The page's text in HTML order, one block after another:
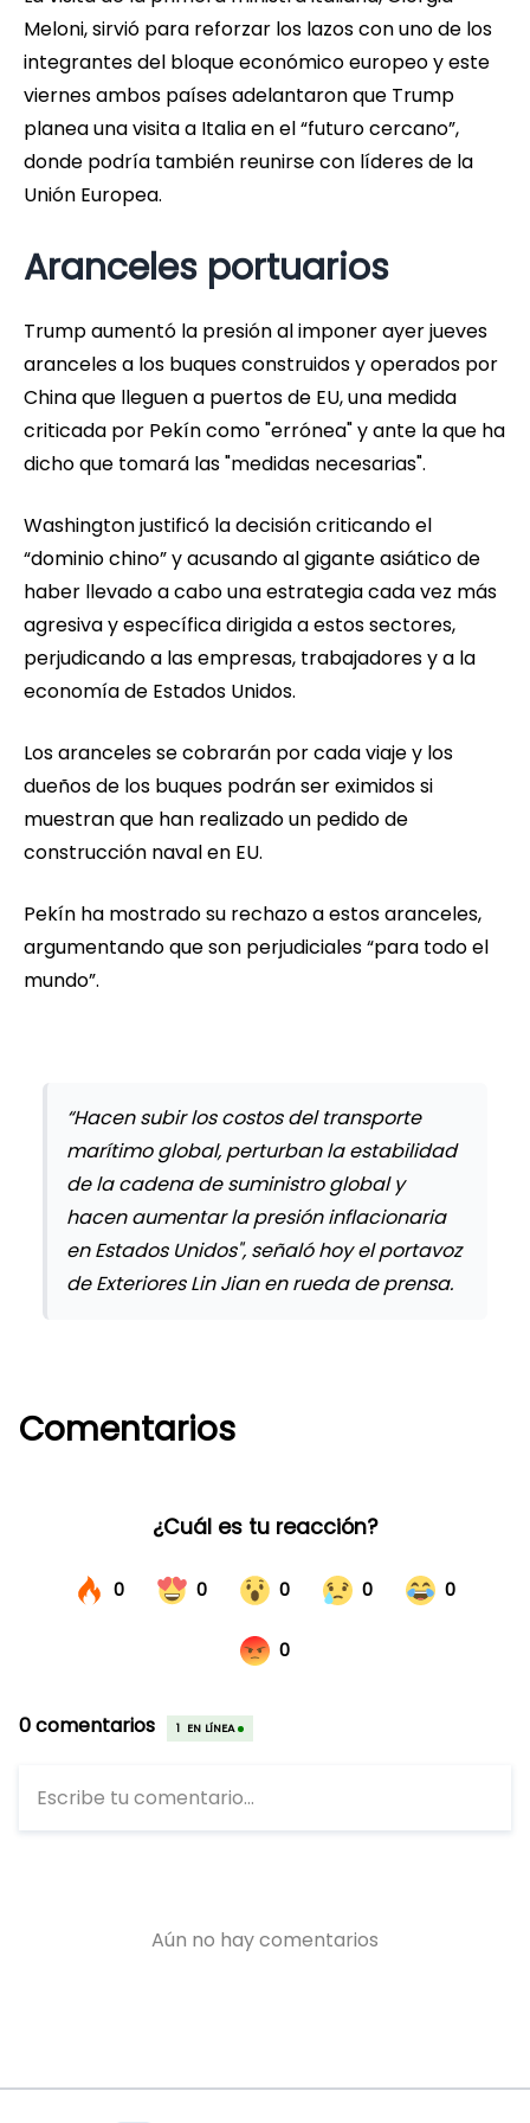
Meloni, sirvió para reforzar los lazos con uno de los
integrantes del bloque económico europeo y este
viernes ambos países adelantaron que Trump
planea una visita a Italia en el “futuro cercano”,
donde podría también reunirse con líderes de la
Unión Europea.
Aranceles portuarios
Trump aumentó la presión al imponer ayer jueves
aranceles a los buques construidos y operados por
China que lleguen a puertos de EU, una medida
criticada por Pekín como "errónea" y ante la que ha
dicho que tomará las "medidas necesarias".
Washington justificó la decisión criticando el
“dominio chino” y acusando al gigante asiático de
haber llevado a cabo una estrategia cada vez más
agresiva y específica dirigida a estos sectores,
perjudicando a las empresas, trabajadores y a la
economía de Estados Unidos.
Los aranceles se cobrarán por cada viaje y los
dueños de los buques podrán ser eximidos si
muestran que han realizado un pedido de
construcción naval en EU.
Pekín ha mostrado su rechazo a estos aranceles,
argumentando que son perjudiciales “para todo el
mundo”.
“Hacen subir los costos del transporte
marítimo global, perturban la estabilidad
de la cadena de suministro global y
hacen aumentar la presión inflacionaria
en Estados Unidos", señaló hoy el portavoz
de Exteriores Lin Jian en rueda de prensa.
Comentarios